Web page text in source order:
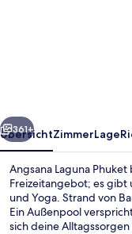
Weiter
361+
ÜbersichtZimmerLage
Angsana Laguna
Freizeitangebot; es gibt
und Yoga. Strand von
Ein Außenpool
sich deine